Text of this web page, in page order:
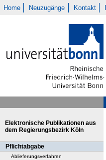
Home Neuzugänge Kontakt
Elektronische Publikationen aus
dem Regierungsbezirk Köln
Pflichtabgabe
Ablieferungsverfahren